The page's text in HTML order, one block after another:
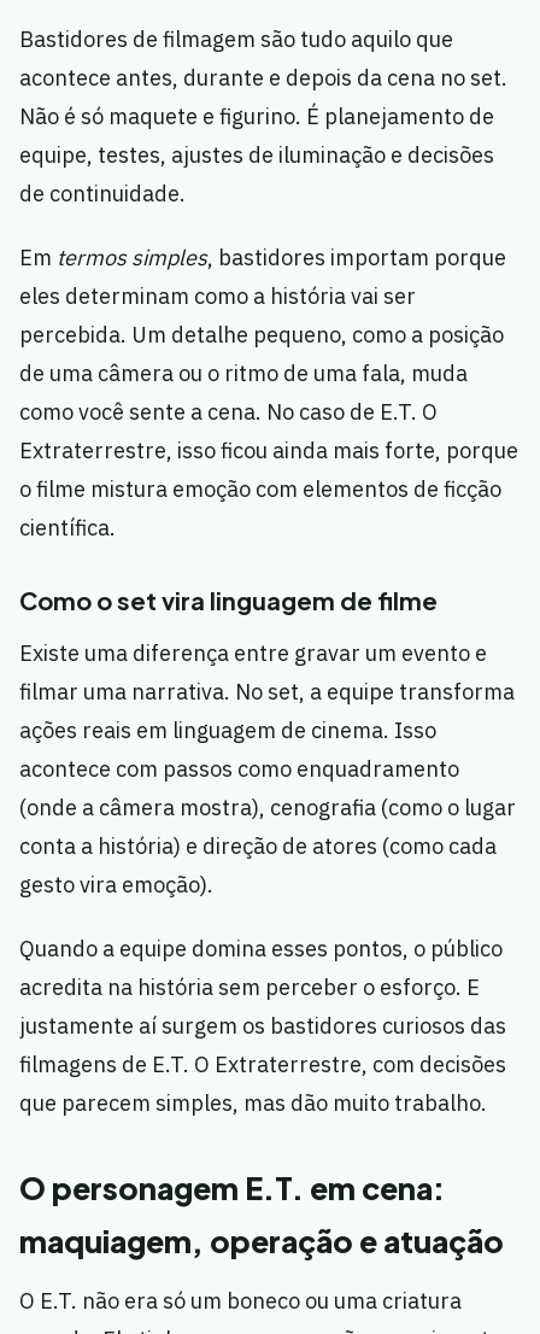
Bastidores de filmagem são tudo aquilo que
acontece antes, durante e depois da cena no set.
Não é só maquete e figurino. É planejamento de
equipe, testes, ajustes de iluminação e decisões
de continuidade.
Em termos simples, bastidores importam porque
eles determinam como a história vai ser
percebida. Um detalhe pequeno, como a posição
de uma câmera ou o ritmo de uma fala, muda
como você sente a cena. No caso de E.T. O
Extraterrestre, isso ficou ainda mais forte, porque
o filme mistura emoção com elementos de ficção
científica.
Como o set vira linguagem de filme
Existe uma diferença entre gravar um evento e
filmar uma narrativa. No set, a equipe transforma
ações reais em linguagem de cinema. Isso
acontece com passos como enquadramento
(onde a câmera mostra), cenografia (como o lugar
conta a história) e direção de atores (como cada
gesto vira emoção).
Quando a equipe domina esses pontos, o público
acredita na história sem perceber o esforço. E
justamente aí surgem os bastidores curiosos das
filmagens de E.T. O Extraterrestre, com decisões
que parecem simples, mas dão muito trabalho.
O personagem E.T. em cena:
maquiagem, operação e atuação
O E.T. não era só um boneco ou uma criatura